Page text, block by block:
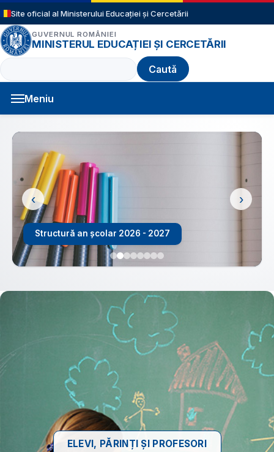
Sari la conținutul principal
Site oficial al Ministerului Educației și Cercetării
GUVERNUL ROMÂNIEI
MINISTERUL EDUCAȚIEI ȘI CERCETĂRII
Caută
Meniu
Structură an școlar 2026 - 2027
‹ ›
ELEVI, PĂRINȚI ȘI PROFESORI